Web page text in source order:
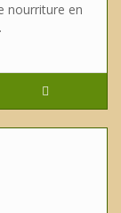
nourriture en